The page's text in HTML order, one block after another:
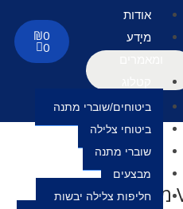
אודות
מידע
ביטוחים/שוברי מתנה
ביטוחי צלילה
שוברי מתנה
מבצעים
חליפות צלילה יבשות
0
0